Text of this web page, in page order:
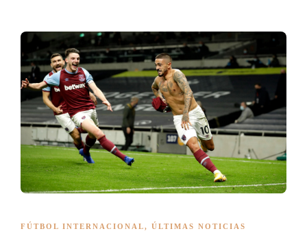
FÚTBOL INTERNACIONAL, ÚLTIMAS NOTICIAS